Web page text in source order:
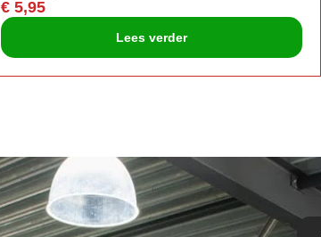
€ 5,95
Lees verder